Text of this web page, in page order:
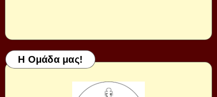
Η Ομάδα μας!